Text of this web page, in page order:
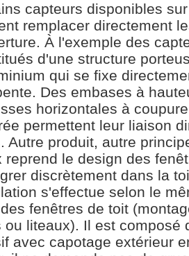
capteurs disponibles
remplacer directement
À l'exemple des
d'une structure
qui se fixe
Des embases à
horizontales à
permettent leur liaison
Autre produit, autre
reprend le design des
discrètement dans la
s'effectue selon le
fenêtres de toit
ou liteaux). Il est composé
avec capotage extérieur